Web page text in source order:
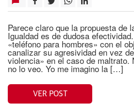
Parece claro que la propuesta de
Igualdad es de dudosa
«teléfono para hombres» con el
canalizar su agresividad en vez
violencia» en el caso de maltrato.
no lo veo. Yo me imagino la […]
VER POST